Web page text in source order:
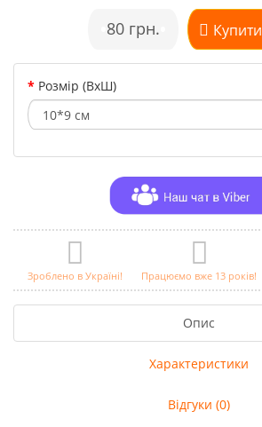
80 грн. Купити
Розмір (ВхШ)
Зроблено в Україні! Працюємо вже 13 років!
Опис
Характеристики
Відгуки (0)